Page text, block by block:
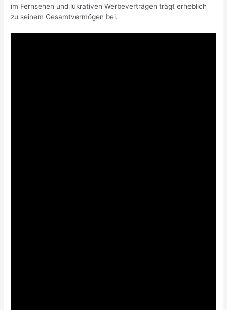
im Fernsehen und lukrativen Werbeverträgen trägt erheblich
zu seinem Gesamtvermögen bei.